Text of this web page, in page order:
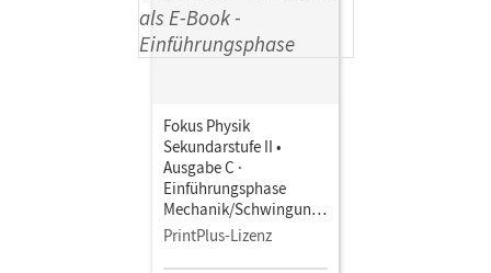
Fokus Physik
Sekundarstufe II •
Ausgabe C ·
Einführungsphase
Mechanik/Schwingunge
n und Wellen •
PrintPlus-Lizenz